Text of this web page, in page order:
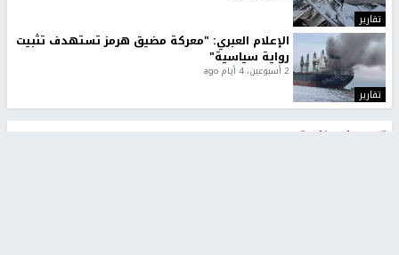
تقارير
تقارير
الإعلام العبري: "معركة مضيق هرمز تستهدف تثبيت
رواية سياسية"
2 أسبوعين، 4 أيام ago
تصريحات خاصة